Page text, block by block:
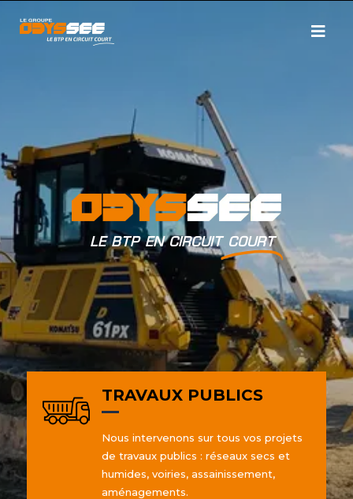
LE BTP EN CIRCUIT COURT
TRAVAUX PUBLICS
Nous intervenons sur tous vos projets
de travaux publics : réseaux secs et
humides, voiries, assainissement,
aménagements.